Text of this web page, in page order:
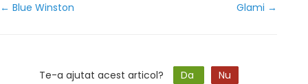
← Blue Winston Glami →
Te-a ajutat acest articol? Da Nu